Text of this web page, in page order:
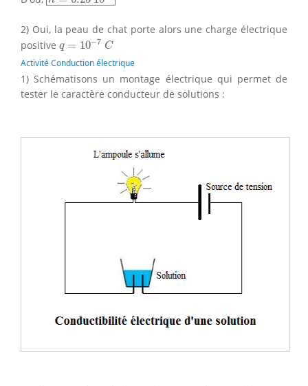
2) Oui, la peau de chat porte alors une charge électrique
positive q = 10−7 C
q =10−7C
Activité Conduction électrique
1) Schématisons un montage électrique qui permet de
tester le caractère conducteur de solutions :